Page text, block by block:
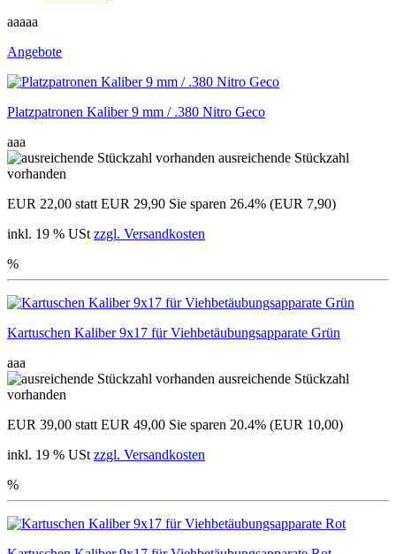
aaaaa
Angebote
Platzpatronen Kaliber 9 mm / .380 Nitro Geco
aaa
ausreichende Stückzahl
vorhanden
EUR 22,00 statt EUR 29,90 Sie sparen 26.4% (EUR 7,90)
inkl. 19 % USt zzgl. Versandkosten
%
Kartuschen Kaliber 9x17 für Viehbetäubungsapparate Grün
aaa
ausreichende Stückzahl
vorhanden
EUR 39,00 statt EUR 49,00 Sie sparen 20.4% (EUR 10,00)
inkl. 19 % USt zzgl. Versandkosten
%